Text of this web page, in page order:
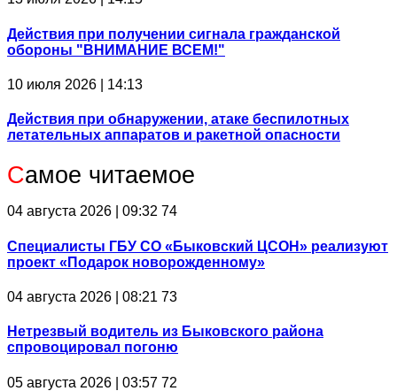
Действия при получении сигнала гражданской
обороны "ВНИМАНИЕ ВСЕМ!"
10 июля 2026 | 14:13
Действия при обнаружении, атаке беспилотных
летательных аппаратов и ракетной опасности
Самое читаемое
04 августа 2026 | 09:32 74
Специалисты ГБУ СО «Быковский ЦСОН» реализуют
проект «Подарок новорожденному»
04 августа 2026 | 08:21 73
Нетрезвый водитель из Быковского района
спровоцировал погоню
05 августа 2026 | 03:57 72